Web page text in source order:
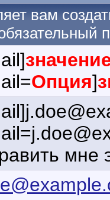
вам
Опция]
мне